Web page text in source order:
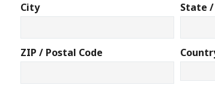
City State /
ZIP / Postal Code